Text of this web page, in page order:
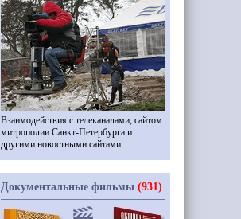
Взаимодействия с телеканалами, сайтом
митрополии Санкт-Петербурга и
другими новостными сайтами
Документальные фильмы (931)